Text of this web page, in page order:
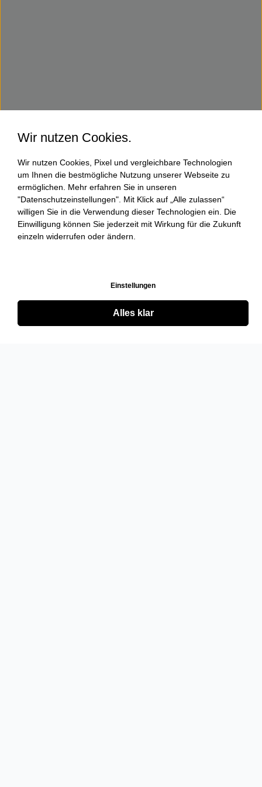
Wir nutzen Cookies.
Wir nutzen Cookies, Pixel und vergleichbare Technologien
um Ihnen die bestmögliche Nutzung unserer Webseite zu
ermöglichen. Mehr erfahren Sie in unseren
"Datenschutzeinstellungen". Mit Klick auf „Alle zulassen“
willigen Sie in die Verwendung dieser Technologien ein. Die
Einwilligung können Sie jederzeit mit Wirkung für die Zukunft
einzeln widerrufen oder ändern.
Einstellungen
Alles klar